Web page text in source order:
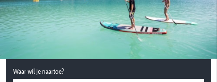
Waar wil je naartoe?